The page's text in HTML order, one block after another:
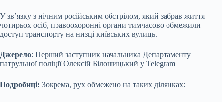
У зв’язку з нічним російським обстрілом, який забрав життя
чотирьох осіб, правоохоронні органи тимчасово обмежили
доступ транспорту на низці київських вулиць.
Джерело: Перший заступник начальника Департаменту
патрульної поліції Олексій Білошицький у Telegram
Подробиці: Зокрема, рух обмежено на таких ділянках: